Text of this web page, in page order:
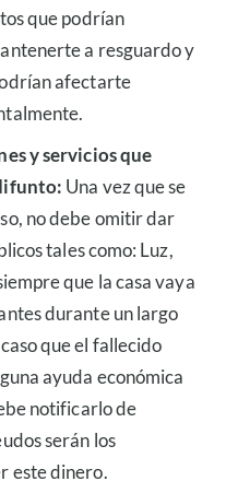
que podrían
a resguardo y
afectarte
y servicios que
Una vez que se
no debe omitir dar
tales como: Luz,
que la casa vaya
durante un largo
que el fallecido
ayuda económica
notificarlo de
serán los
este dinero.